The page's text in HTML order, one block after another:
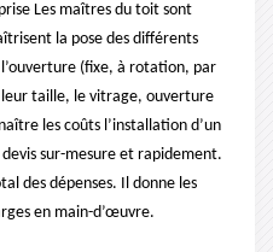
Les maîtres du toit sont
la pose des différents
(fixe, à rotation, par
taille, le vitrage, ouverture
les coûts l’installation d’un
sur-mesure et rapidement.
des dépenses. Il donne les
en main-d’œuvre.